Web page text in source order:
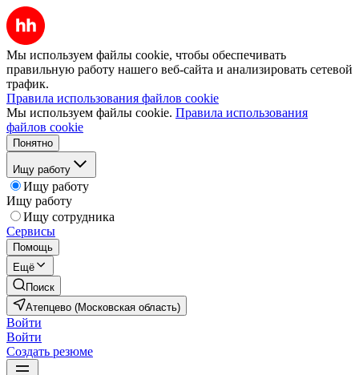
Мы используем файлы cookie, чтобы обеспечивать
правильную работу нашего веб-сайта и анализировать сетевой
трафик.
Правила использования файлов cookie
Мы используем файлы cookie. Правила использования
файлов cookie
Понятно
Ищу работу
Ищу работу
Ищу работу
Ищу сотрудника
Сервисы
Помощь
Ещё
Поиск
Атепцево (Московская область)
Войти
Войти
Создать резюме